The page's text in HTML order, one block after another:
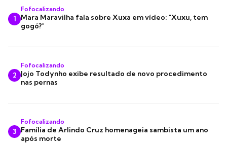
1
Fofocalizando
Mara Maravilha fala sobre Xuxa em vídeo: "Xuxu, tem
gogó?"
2
Fofocalizando
Jojo Todynho exibe resultado de novo procedimento
nas pernas
3
Fofocalizando
Família de Arlindo Cruz homenageia sambista um ano
após morte